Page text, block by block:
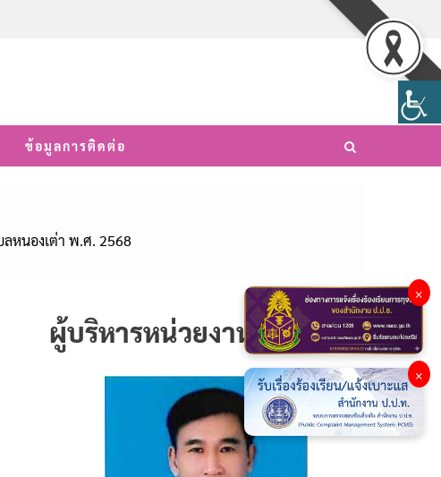
ข้อมูลการติดต่อ
หนองเต่า พ.ศ. 2568
ผู้บริหารหน่วยงาน
×
×